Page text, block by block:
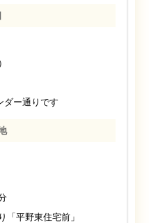
）
ダー通りです
「平野東住宅前」